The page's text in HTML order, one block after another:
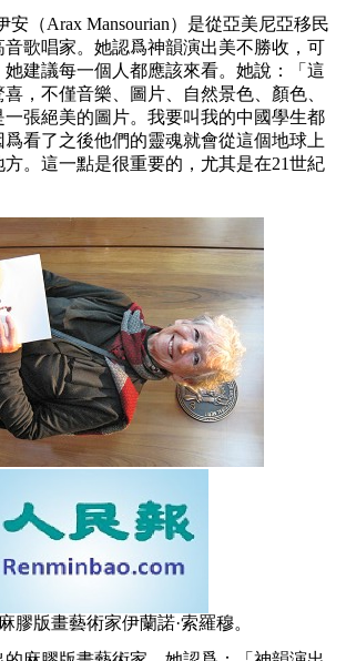
安（Arax Mansourian）是從亞美尼亞移民
歌唱家。她認爲神韻演出美不勝收，可
她建議每一個人都應該來看。她說：「這
，不僅音樂、圖片、自然景色、顏色、
張絕美的圖片。我要叫我的中國學生都
看了之後他們的靈魂就會從這個地球上
。這一點是很重要的，尤其是在21世紀
膠版畫藝術家伊蘭諾·索羅穆。